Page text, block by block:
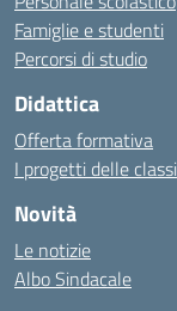
Famiglie e studenti
Percorsi di studio
Didattica
Offerta formativa
I progetti delle classi
Novità
Le notizie
Albo Sindacale